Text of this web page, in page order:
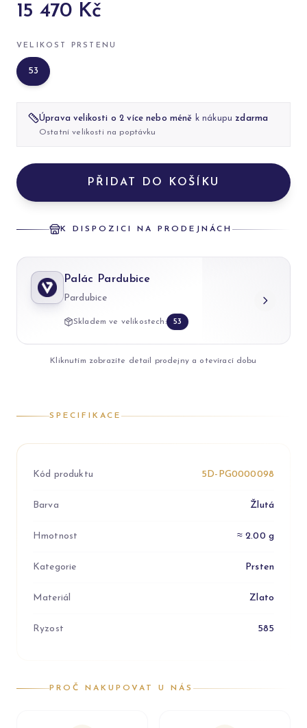
15 470 Kč
VELIKOST PRSTENU
53
Úprava velikosti o 2 více nebo méně k nákupu zdarma
Ostatní velikosti na poptávku
PŘIDAT DO KOŠÍKU
K DISPOZICI NA PRODEJNÁCH
Palác Pardubice
Pardubice
Skladem ve velikostech: 53
Kliknutím zobrazíte detail prodejny a otevírací dobu
SPECIFIKACE
Kód produktu 5D-PG0000098
Barva Žlutá
Hmotnost ≈ 2.00 g
Kategorie Prsten
Materiál Zlato
Ryzost 585
PROČ NAKUPOVAT U NÁS